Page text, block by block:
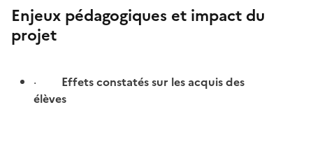
Enjeux pédagogiques et impact du
projet
· Effets constatés sur les acquis des
élèves